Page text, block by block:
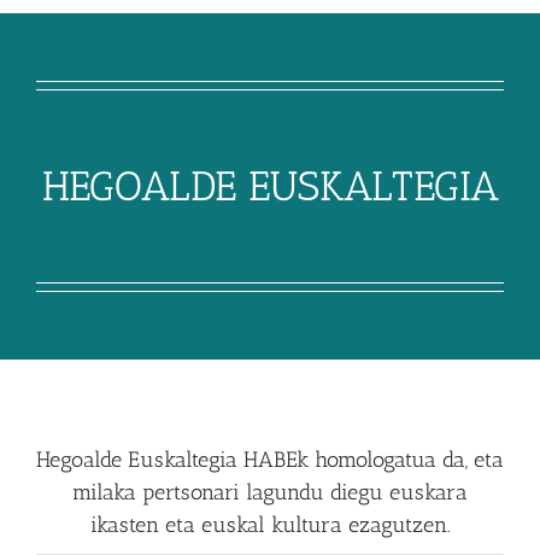
HEGOALDE EUSKALTEGIA
Hegoalde Euskaltegia HABEk homologatua da, eta
milaka pertsonari lagundu diegu euskara
ikasten eta euskal kultura ezagutzen.